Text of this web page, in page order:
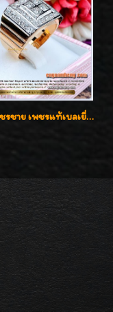
แหวนเพชรชาย เพชรแท้เบลเยี่ยมคัท น้ำ100% D-Color/VVS 2.46 กะรัต